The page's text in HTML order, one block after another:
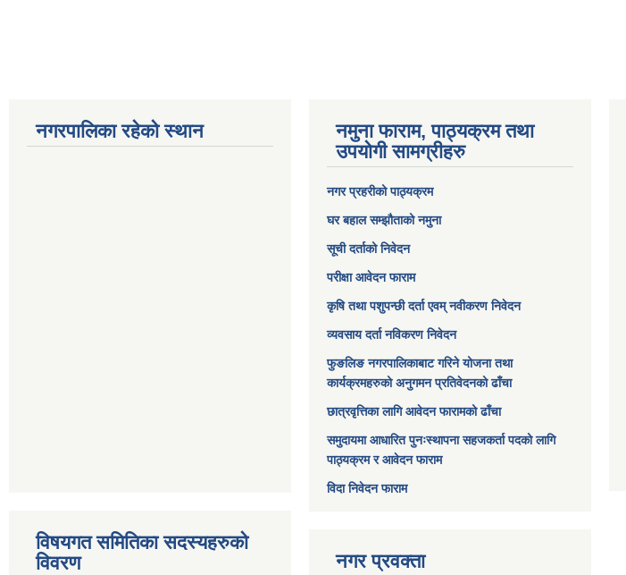
नगरपालिका रहेको स्थान
विषयगत समितिका सदस्यहरुको
विवरण
नमुना फाराम, पाठ्यक्रम तथा
उपयोगी सामग्रीहरु
नगर प्रहरीको पाठ्यक्रम
घर बहाल सम्झौताको नमुना
सूची दर्ताको निवेदन
परीक्षा आवेदन फाराम
कृषि तथा पशुपन्छी दर्ता एवम् नवीकरण निवेदन
व्यवसाय दर्ता नविकरण निवेदन
फुङलिङ नगरपालिकाबाट गरिने योजना तथा
कार्यक्रमहरुको अनुगमन प्रतिवेदनको ढाँचा
छात्रवृत्तिका लागि आवेदन फारामको ढाँचा
समुदायमा आधारित पुनःस्थापना सहजकर्ता पदको लागि
पाठ्यक्रम र आवेदन फाराम
विदा निवेदन फाराम
नगर प्रवक्ता